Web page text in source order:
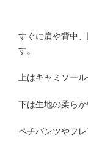
すぐに肩や背中
す。
上はキャミソール
下は生地の柔ら
ペチバンツやフ